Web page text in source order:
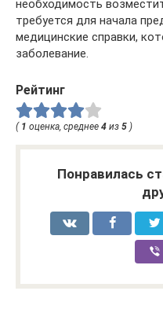
необходимость
требуется для начала
медицинские справки,
заболевание.
Рейтинг
( 1 оценка, среднее 4 из 5 )
Понравилась